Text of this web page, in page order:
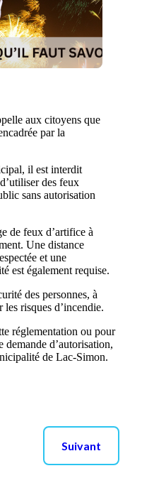
aux citoyens que
par la
il est interdit
des feux
sans autorisation
de feux d’artifice à
Une distance
et une
est également requise.
des personnes, à
risques d’incendie.
réglementation ou pour
demande d’autorisation,
de Lac-Simon.
Suivant